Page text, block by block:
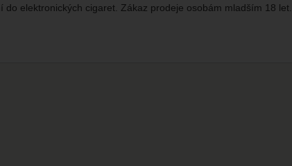
elektronických cigaret. Zákaz prodeje osobám mladším 18 let.